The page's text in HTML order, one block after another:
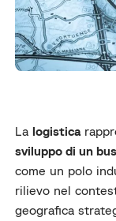
Lalogistica
sviluppo di un
come un polo
rilievo nel
geografica